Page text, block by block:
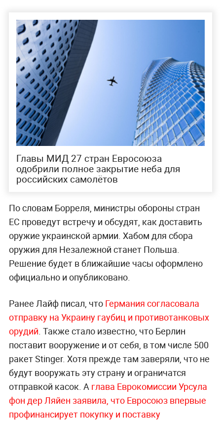
Главы МИД 27 стран Евросоюза
одобрили полное закрытие неба для
российских самолётов
По словам Борреля, министры обороны стран
ЕС проведут встречу и обсудят, как доставить
оружие украинской армии. Хабом для сбора
оружия для Незалежной станет Польша.
Решение будет в ближайшие часы оформлено
официально и опубликовано.
Ранее Лайф писал, что Германия согласовала
отправку на Украину гаубиц и противотанковых
орудий. Также стало известно, что Берлин
поставит вооружение и от себя, в том числе 500
ракет Stinger. Хотя прежде там заверяли, что не
будут вооружать эту страну и ограничатся
отправкой касок. А глава Еврокомиссии Урсула
фон дер Ляйен заявила, что Евросоюз впервые
профинансирует покупку и поставку